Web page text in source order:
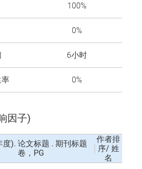
100%
0%
6小时
0%
因子)
度). 论文标题 . 期刊标题
卷，PG
作者排
序/ 姓
名